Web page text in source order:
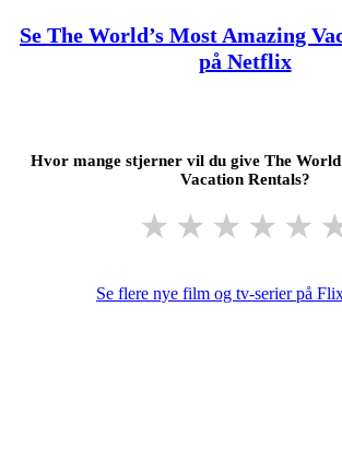
Se The World’s Most Amazing
på Netflix
Hvor mange stjerner vil du give The
Vacation Rentals?
★ ★ ★ ★ ★
Se flere nye film og tv-serier på